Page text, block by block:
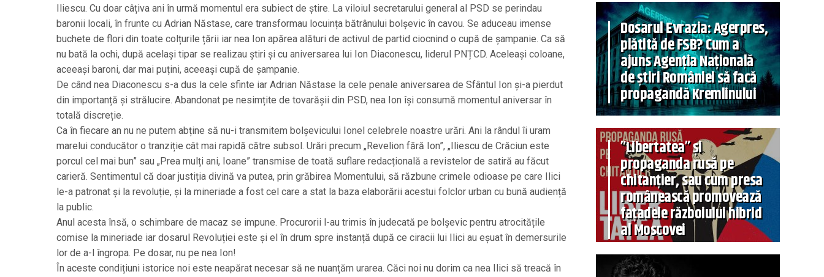
Iliescu. Cu doar câțiva ani în urmă momentul era subiect de știre. La viloiul secretarului general al PSD se perindau
baronii locali, în frunte cu Adrian Năstase, care transformau locuința bătrânului bolșevic în cavou. Se aduceau imense
buchete de flori din toate colțurile țării iar nea Ion apărea alături de activul de partid ciocnind o cupă de șampanie. Ca să
nu bată la ochi, după același tipar se realizau știri și cu aniversarea lui Ion Diaconescu, liderul PNȚCD. Aceleași coloane,
aceeași baroni, dar mai puțini, aceeași cupă de șampanie.
De când nea Diaconescu s-a dus la cele sfinte iar Adrian Năstase la cele penale aniversarea de Sfântul Ion și-a pierdut
din importanță și strălucire. Abandonat pe nesimțite de tovarășii din PSD, nea Ion își consumă momentul aniversar în
totală discreție.
Ca în fiecare an nu ne putem abține să nu-i transmitem bolșevicului Ionel celebrele noastre urări. Ani la rândul îi uram
marelui conducător o tranziție cât mai rapidă către subsol. Urări precum „Revelion fără Ion”, „Iliescu de Crăciun este
porcul cel mai bun” sau „Prea mulți ani, Ioane” transmise de toată suflare redacțională a revistelor de satiră au făcut
carieră. Sentimentul că doar justiția divină va putea, prin grăbirea Momentului, să răzbune crimele odioase pe care Ilici
le-a patronat și la revoluție, și la mineriade a fost cel care a stat la baza elaborării acestui folclor urban cu bună audiență
la public.
Anul acesta însă, o schimbare de macaz se impune. Procurorii l-au trimis în judecată pe bolșevic pentru atrocitățile
comise la mineriade iar dosarul Revoluției este și el în drum spre instanță după ce ciracii lui Ilici au eșuat în demersurile
lor de a-l îngropa. Pe dosar, nu pe nea Ion!
În aceste condițiuni istorice noi este neapărat necesar să ne nuanțăm urarea. Căci noi nu dorim ca nea Ilici să treacă în
Dosarul Evrazia: Agerpres,
plătită de FSB? Cum a
ajuns Agenția Națională
de știri României să facă
propagandă Kremlinului
”Libertatea” și
propaganda rusă pe
chitanțier, sau cum presa
românească promovează
fațadele războiului hibrid
al Moscovei